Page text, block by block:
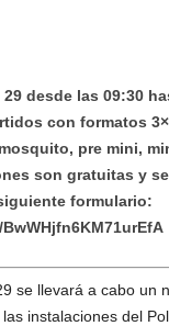
desde las 09:30
con formatos
pre mini,
son gratuitas y
formulario:
se llevará a cabo un
instalaciones del